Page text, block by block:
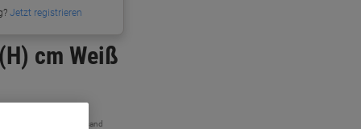
Jetzt registrieren
cm Weiß
zzgl. Versand